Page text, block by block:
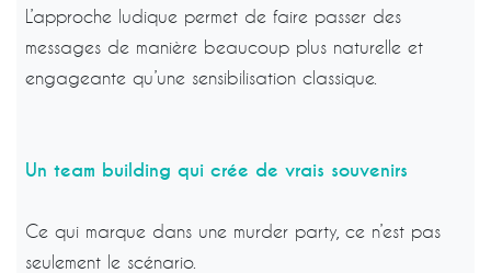
L’approche ludique permet de faire passer des
messages de manière beaucoup plus naturelle et
engageante qu’une sensibilisation classique.
Un team building qui crée de vrais souvenirs
Ce qui marque dans une murder party, ce n’est pas
seulement le scénario.